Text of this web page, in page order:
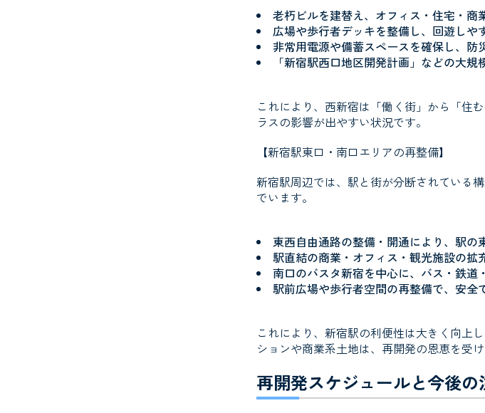
老朽ビルを建替え、オフィス・住宅・
広場や歩行者デッキを整備し、回遊しや
非常用電源や備蓄スペースを確保し、防
「新宿駅西口地区開発計画」などの大
これにより、西新宿は「働く街」から「住
ラスの影響が出やすい状況です。
【新宿駅東口・南口エリアの再整備】
新宿駅周辺では、駅と街が分断されている
でいます。
東西自由通路の整備・開通により、駅の
駅直結の商業・オフィス・観光施設の拡
南口のバスタ新宿を中心に、バス・鉄道
駅前広場や歩行者空間の再整備で、安全
これにより、新宿駅の利便性は大きく向上
ションや商業系土地は、再開発の恩恵を受け
再開発スケジュールと今後の